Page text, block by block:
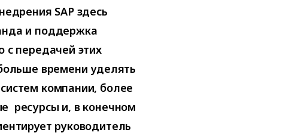
SAP здесь
и поддержка
с передачей этих
времени уделять
компании, более
ресурсы и, в конечном
руководитель